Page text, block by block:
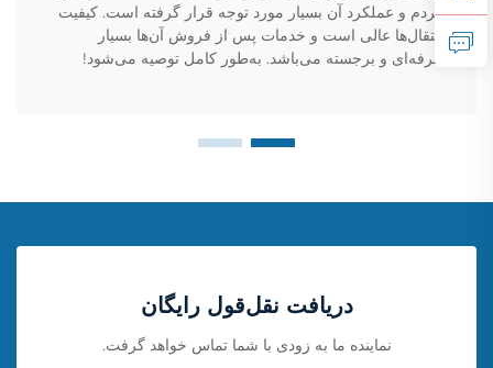
کردم و عملکرد آن بسیار مورد توجه قرار گرفته است. کیفیت
انتقال‌ها عالی است و خدمات پس از فروش آن‌ها بسیار
حرفه‌ای و برجسته می‌باشد. به‌طور کامل توصیه می‌شود!
دریافت نقل‌قول رایگان
نماینده ما به زودی با شما تماس خواهد گرفت.